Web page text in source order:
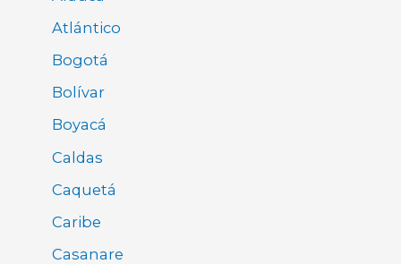
Atlántico
Bogotá
Bolívar
Boyacá
Caldas
Caquetá
Caribe
Casanare